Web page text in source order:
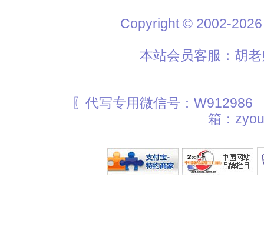
Copyright © 2002-
本站会员客服：胡
〖代写专用微信号：
箱：